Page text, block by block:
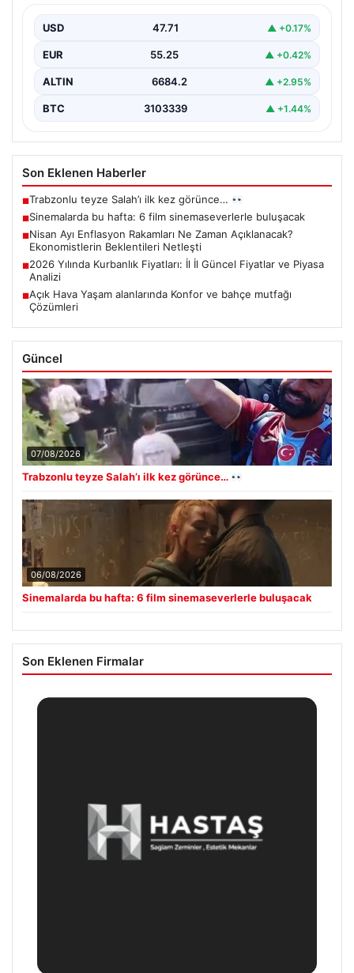
USD 47.71 ▲ +0.17%
EUR 55.25 ▲ +0.42%
ALTIN 6684.2 ▲ +2.95%
BTC 3103339 ▲ +1.44%
Son Eklenen Haberler
■Trabzonlu teyze Salah’ı ilk kez görünce…
■Sinemalarda bu hafta: 6 film sinemaseverlerle buluşacak
■Nisan Ayı Enflasyon Rakamları Ne Zaman Açıklanacak?
Ekonomistlerin Beklentileri Netleşti
■2026 Yılında Kurbanlık Fiyatları: İl İl Güncel Fiyatlar ve Piyasa
Analizi
■Açık Hava Yaşam alanlarında Konfor ve bahçe mutfağı
Çözümleri
Güncel
07/08/2026
Trabzonlu teyze Salah’ı ilk kez görünce…
06/08/2026
Sinemalarda bu hafta: 6 film sinemaseverlerle buluşacak
Son Eklenen Firmalar